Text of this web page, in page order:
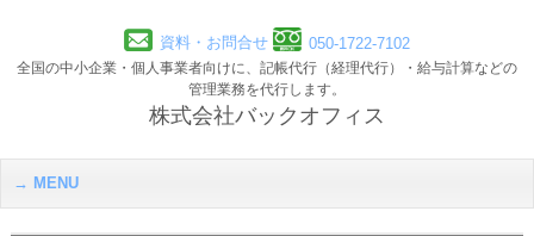
資料・お問合せ 050-1722-7102
全国の中小企業・個人事業者向けに、記帳代行（経理代行）・給与計算などの
管理業務を代行します。
株式会社バックオフィス
MENU